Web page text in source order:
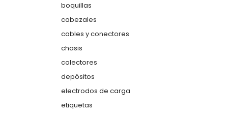
boquillas
cabezales
cables y conectores
chasis
colectores
depósitos
electrodos de carga
etiquetas